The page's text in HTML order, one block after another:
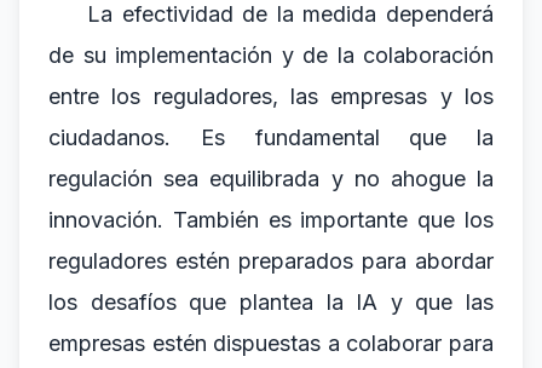
La efectividad de la medida dependerá
de su implementación y de la colaboración
entre los reguladores, las empresas y los
ciudadanos. Es fundamental que la
regulación sea equilibrada y no ahogue la
innovación. También es importante que los
reguladores estén preparados para abordar
los desafíos que plantea la IA y que las
empresas estén dispuestas a colaborar para